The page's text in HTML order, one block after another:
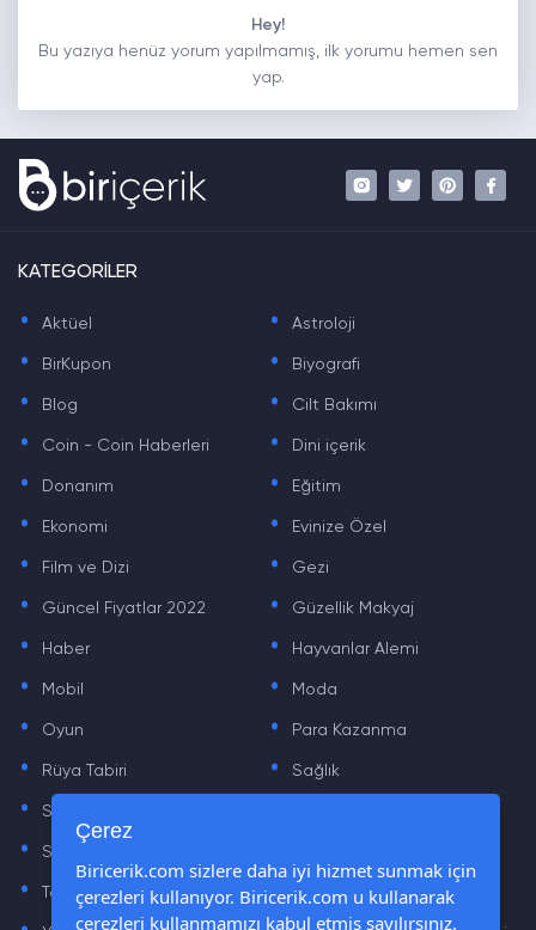
Hey!
Bu yazıya henüz yorum yapılmamış, ilk yorumu hemen sen
yap.
KATEGORİLER
. Aktüel . Astroloji
. BirKupon . Biyografi
. Blog . Cilt Bakımı
. Coin - Coin Haberleri . Dini içerik
. Donanım . Eğitim
. Ekonomi . Evinize Özel
. Film ve Dizi . Gezi
. Güncel Fiyatlar 2022 . Güzellik Makyaj
. Haber . Hayvanlar Alemi
. Mobil . Moda
. Oyun . Para Kazanma
. Rüya Tabiri . Sağlık
. Sinema .
. Sözler
. Teknoloji Haberleri . Yaşam
. .
Çerez
Biricerik.com sizlere daha iyi hizmet sunmak için
çerezleri kullanıyor. Biricerik.com u kullanarak
çerezleri kullanmamızı kabul etmiş sayılırsınız.